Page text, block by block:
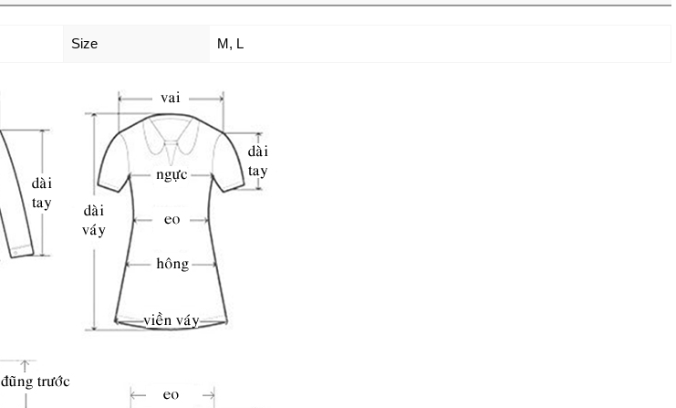
Size M, L